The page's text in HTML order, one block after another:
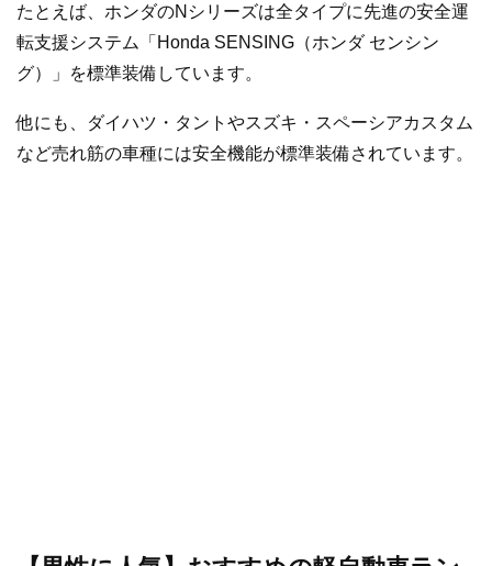
たとえば、ホンダのNシリーズは全タイプに先進の安全運
転支援システム「Honda SENSING（ホンダ センシン
グ）」を標準装備しています。
他にも、ダイハツ・タントやスズキ・スペーシアカスタム
など売れ筋の車種には安全機能が標準装備されています。